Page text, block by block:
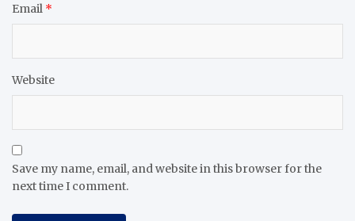
Email *
Website
Save my name, email, and website in this browser for the
next time I comment.